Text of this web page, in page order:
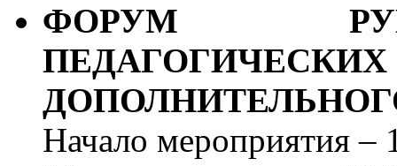
ФОРУМ
Начало мероприятия –